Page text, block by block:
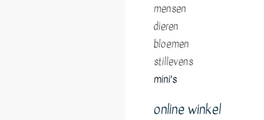
mensen
dieren
bloemen
stillevens
mini's
online winkel